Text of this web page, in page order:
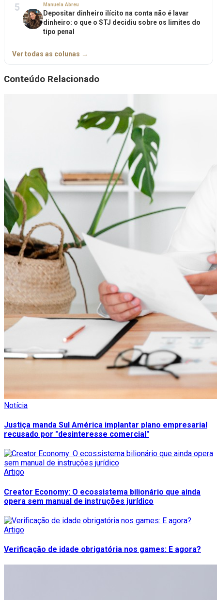
5 Manuela Abreu
Depositar dinheiro ilícito na conta não é lavar
dinheiro: o que o STJ decidiu sobre os limites do
tipo penal
Ver todas as colunas →
Conteúdo Relacionado
Notícia
Justiça manda Sul América implantar plano empresarial
recusado por "desinteresse comercial"
Artigo
Creator Economy: O ecossistema bilionário que ainda
opera sem manual de instruções jurídico
Artigo
Verificação de idade obrigatória nos games: E agora?